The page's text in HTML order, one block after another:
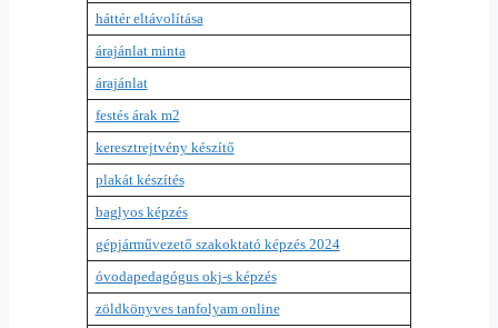
háttér eltávolítása
árajánlat minta
árajánlat
festés árak m2
keresztrejtvény készítő
plakát készítés
baglyos képzés
gépjárművezető szakoktató képzés 2024
óvodapedagógus okj-s képzés
zöldkönyves tanfolyam online